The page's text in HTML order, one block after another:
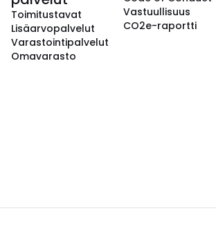
Toimitustavat
Lisäarvopalvelut
Varastointipalvelut
Omavarasto
Vastuullisuus
CO2e-raportti